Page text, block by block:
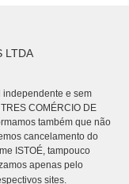
LTDA
independente e sem
COMÉRCIO DE
também que não
cancelamento do
ISTOÉ, tampouco
apenas pelo
sites.